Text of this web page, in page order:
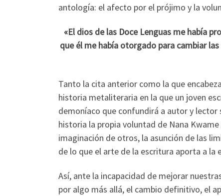
antología: el afecto por el prójimo y la
«El dios de las Doce Lenguas me había
que él me había otorgado para cambiar
Tanto la cita anterior como la que
historia metaliteraria en la que un joven
demoníaco que confundirá a autor y lector
historia la propia voluntad de Nana
imaginación de otros, la asunción de las
de lo que el arte de la escritura aporta a la
Así, ante la incapacidad de mejorar
por algo más allá, el cambio definitivo, el